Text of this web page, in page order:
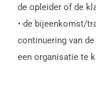
de opleider of de
• de bijeenkomst/
continuering van
een organisatie te